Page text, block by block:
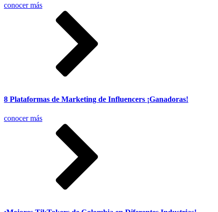
conocer más
8 Plataformas de Marketing de Influencers ¡Ganadoras!
conocer más